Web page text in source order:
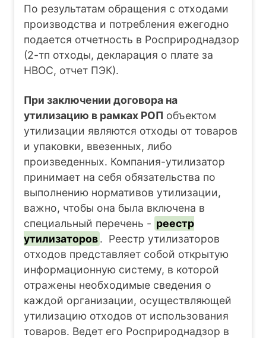
По результатам обращения с отходами
производства и потребления ежегодно
подается отчетность в Росприроднадзор
(2-тп отходы, декларация о плате за
НВОС, отчет ПЭК).
При заключении договора на
утилизацию в рамках РОП объектом
утилизации являются отходы от товаров
и упаковки, ввезенных, либо
произведенных. Компания-утилизатор
принимает на себя обязательства по
выполнению нормативов утилизации,
важно, чтобы она была включена в
специальный перечень - реестр
утилизаторов. Реестр утилизаторов
отходов представляет собой открытую
информационную систему, в которой
отражены необходимые сведения о
каждой организации, осуществляющей
утилизацию отходов от использования
товаров. Ведет его Росприроднадзор в